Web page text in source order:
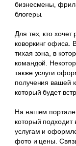
бизнесмены,
блогеры.
Для тех, кто хочет
коворкинг офиса.
тихая зона, в
командой.
также услуги
получения вашей
который будет
На нашем портале
который подходит
услугам и
фото и цены.